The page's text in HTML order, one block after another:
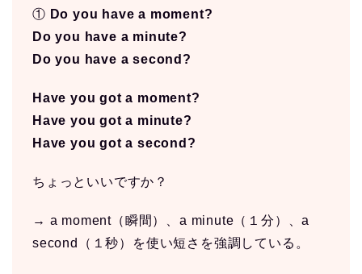
① Do you have a moment?
Do you have a minute?
Do you have a second?
Have you got a moment?
Have you got a minute?
Have you got a second?
ちょっといいですか？
→ a moment（瞬間）、a minute（１分）、a
second（１秒）を使い短さを強調している。